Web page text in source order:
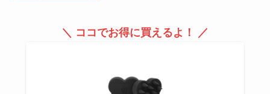
＼ ココでお得に買えるよ！ ／